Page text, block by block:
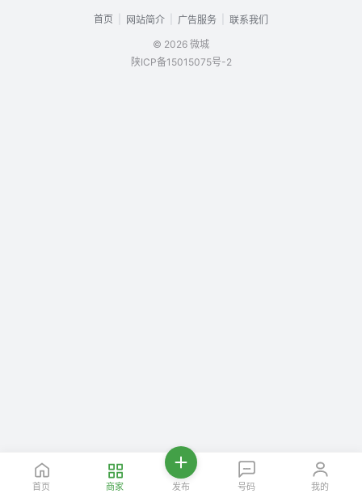
首页 网站简介 广告服务
联系我们
© 2026 微城
陕ICP备15015075号-2
首页 商家 发布 号码 我的